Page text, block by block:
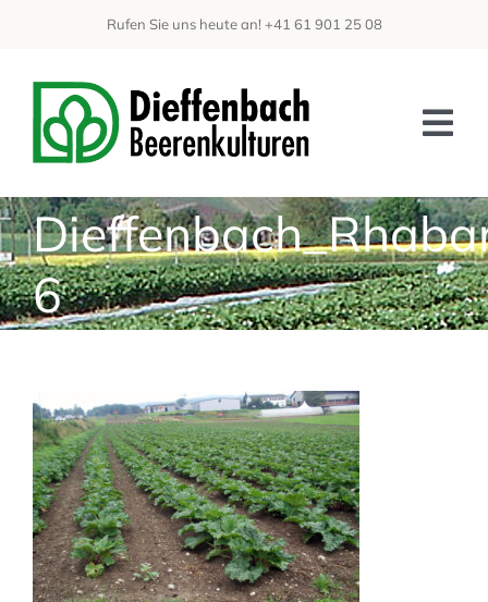
springen
Rufen Sie uns heute an! +41 61 901 25 08
START
ÜBER UNS
PRODUKTE
LINKS & DOWNLOADS
KONTAKTIEREN SIE UNS
6